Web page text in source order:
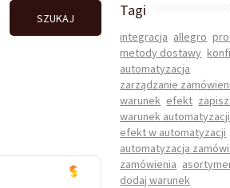
SZUKAJ Tagi
integracja allegro
metody dostawy
automatyzacja
zarządzanie
warunek efekt
warunek automatyzacji
efekt w automatyzacji
automatyzacja
zamówienia
dodaj warunek